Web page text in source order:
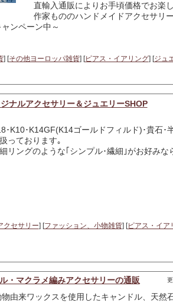
直輸入通販によりお手頃価格でお楽
作家もののハンドメイドアクセサリ
ンペーン中～
] [その他ヨーロッパ雑貨] [ピアス・イアリング] [ジュ
ナルアクセサリー＆ジュエリーSHOP
･K10･K14GF(K14ゴールドフィルド)･貴石･
っております｡
リングのような｢シンプル･繊細｣がお好
クセサリー] [ファッション、小物雑貨] [ピアス・イア
・マクラメ編みアクセサリーの通販
由来ワックスを使用したキャンドル、天然